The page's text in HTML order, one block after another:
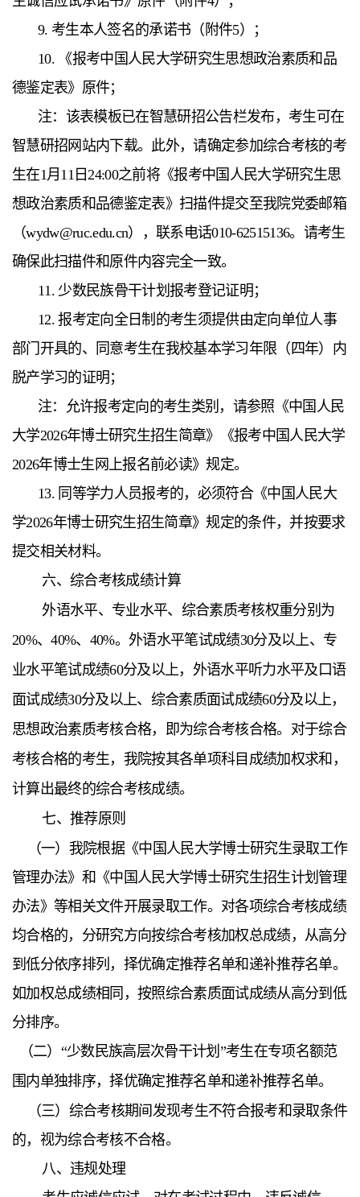
9. 考生本人签名的承诺书（附件5）；
10. 《报考中国人民大学研究生思想政治素质和品
德鉴定表》原件；
注：该表模板已在智慧研招公告栏发布，考生可在
智慧研招网站内下载。此外，请确定参加综合考核的考
生在1月11日24:00之前将《报考中国人民大学研究生思
想政治素质和品德鉴定表》扫描件提交至我院党委邮箱
（wydw@ruc.edu.cn），联系电话010-62515136。请考生
确保此扫描件和原件内容完全一致。
11. 少数民族骨干计划报考登记证明；
12. 报考定向全日制的考生须提供由定向单位人事
部门开具的、同意考生在我校基本学习年限（四年）内
脱产学习的证明；
注：允许报考定向的考生类别，请参照《中国人民
大学2026年博士研究生招生简章》《报考中国人民大学
2026年博士生网上报名前必读》规定。
13. 同等学力人员报考的，必须符合《中国人民大
学2026年博士研究生招生简章》规定的条件，并按要求
提交相关材料。
六、综合考核成绩计算
外语水平、专业水平、综合素质考核权重分别为
20%、40%、40%。外语水平笔试成绩30分及以上、专
业水平笔试成绩60分及以上，外语水平听力水平及口语
面试成绩30分及以上、综合素质面试成绩60分及以上，
思想政治素质考核合格，即为综合考核合格。对于综合
考核合格的考生，我院按其各单项科目成绩加权求和，
计算出最终的综合考核成绩。
七、推荐原则
（一）我院根据《中国人民大学博士研究生录取工作
管理办法》和《中国人民大学博士研究生招生计划管理
办法》等相关文件开展录取工作。 对各项综合考核成绩
均合格的，分研究方向按综合考核加权总成绩， 从高分
到低分依序排列，择优确定推荐名单和递补推荐名单。
如加权总成绩相同，按照综合素质面试成绩从高分到低
分排序。
（二）“少数民族高层次骨干计划”考生在专项名额范
围内单独排序，择优确定推荐名单和递补推荐名单。
（三）综合考核期间发现考生不符合报考和录取条件
的，视为综合考核不合格。
八、 违规处理